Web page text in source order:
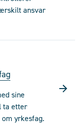
ansvar
sine
ta etter
yrkesfag.